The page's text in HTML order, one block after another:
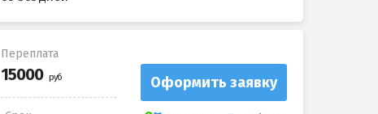
Переплата
Оформить заявку